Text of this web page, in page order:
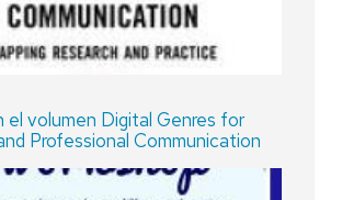
el volumen Digital Genres for
Professional Communication